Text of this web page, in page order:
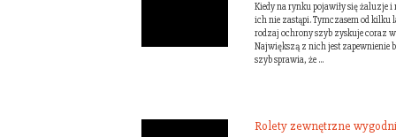
Kiedy na rynku pojawiły się żaluzje i
ich nie zastąpi. Tymczasem od kilku
rodzaj ochrony szyb zyskuje coraz
Największą z nich jest zapewnienie
szyb sprawia, że ...
Rolety zewnętrzne